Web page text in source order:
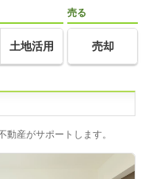
土地活用
売る
売却
産がサポートします。